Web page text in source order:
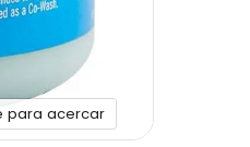
para acercar